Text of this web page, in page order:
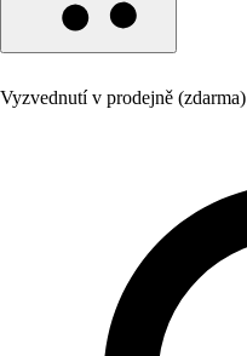
Vyzvednutí v prodejně (zdarma)